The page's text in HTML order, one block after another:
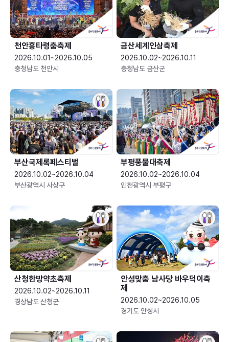
천안흥타령춤축제
2026.10.01~2026.10.05
충청남도 천안시
금산세계인삼축제
2026.10.02~2026.10.11
충청남도 금산군
부산국제록페스티벌
2026.10.02~2026.10.04
부산광역시 사상구
부평풍물대축제
2026.10.02~2026.10.04
인천광역시 부평구
산청한방약초축제
2026.10.02~2026.10.11
경상남도 산청군
안성맞춤 남사당 바우덕이축
제
2026.10.02~2026.10.05
경기도 안성시